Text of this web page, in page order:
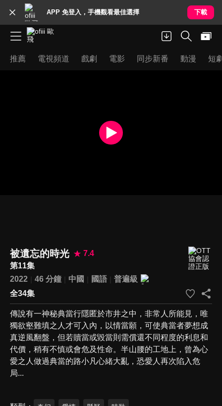
APP 免登入，手機觀看最佳選擇 下載
推薦 電視頻道 戲劇 電影 同步新番 動漫 短
被遺忘的時光
7.4
第11集
2022
46 分鐘 中國 國語
普遍級
全34集
傳說有一神秘典當行隱匿於市井之中，非常人所能見，唯
獨欲壑難填之人才可入內，以情當願，可使典當者夢想成
真逆風翻盤，但若贖當或毀當則需償還不同程度的利息和
代價，稍有不慎或會危及性命。半山腰的工地上，曾為心
愛之人做過典當的路小凡心緒大亂，恐愛人再次陷入危
局...